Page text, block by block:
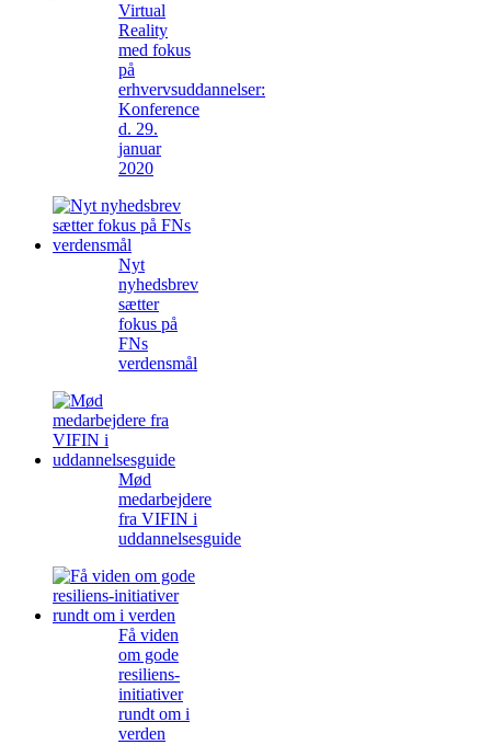
Virtual
Reality
med fokus
på
erhvervsuddannelser:
Konference
d. 29.
januar
2020
Nyt
nyhedsbrev
sætter
fokus på
FNs
verdensmål
Mød
medarbejdere
fra VIFIN i
uddannelsesguide
Få viden
om gode
resiliens-
initiativer
rundt om i
verden